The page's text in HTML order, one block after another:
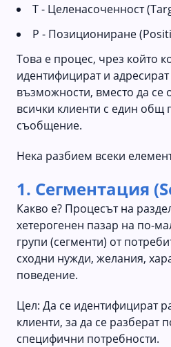
T - Целенасоченност
P - Позициониране
Това е процес, чрез който
идентифицират и
възможности, вместо да се
всички клиенти с един общ
съобщение.
Нека разбием всеки
1. Сегментация
Какво е? Процесът на
хетерогенен пазар на по-
групи (сегменти) от
сходни нужди, желания,
поведение.
Цел: Да се идентифицират
клиенти, за да се разберат
специфични потребности.